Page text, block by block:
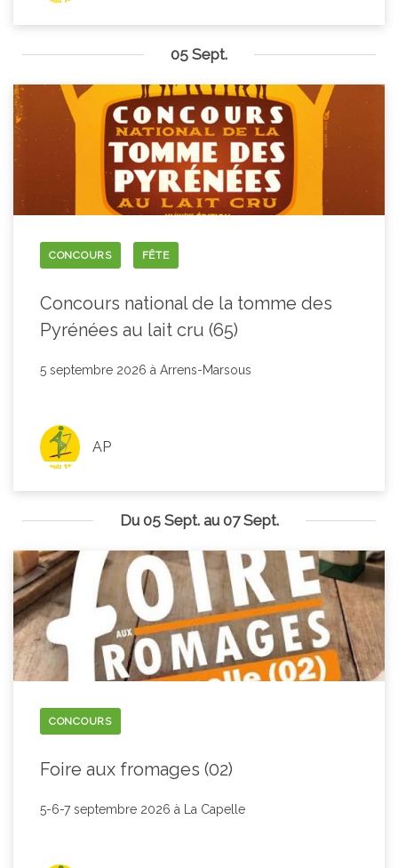
05 Sept.
CONCOURS FÊTE
Concours national de la tomme des
Pyrénées au lait cru (65)
5 septembre 2026 à Arrens-Marsous
AP
Du 05 Sept. au 07 Sept.
CONCOURS
Foire aux fromages (02)
5-6-7 septembre 2026 à La Capelle